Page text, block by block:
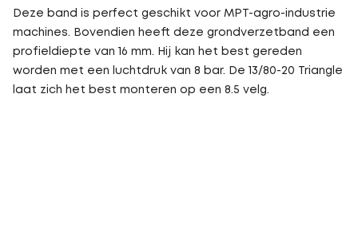
Deze band is perfect geschikt voor MPT-agro-industrie
machines. Bovendien heeft deze grondverzetband een
profieldiepte van 16 mm. Hij kan het best gereden
worden met een luchtdruk van 8 bar. De 13/80-20 Triangle
laat zich het best monteren op een 8.5 velg.